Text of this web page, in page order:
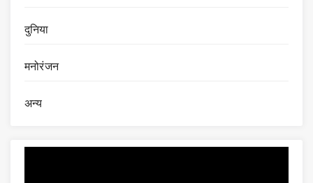
दुनिया
मनोरंजन
अन्य